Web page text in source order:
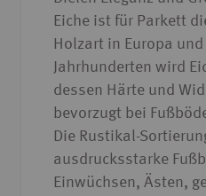
Eiche ist für Parkett
Holzart in Europa
Jahrhunderten wird
dessen Härte und
bevorzugt bei
Die Rustikal-
ausdrucksstarke
Einwüchsen, Ästen,